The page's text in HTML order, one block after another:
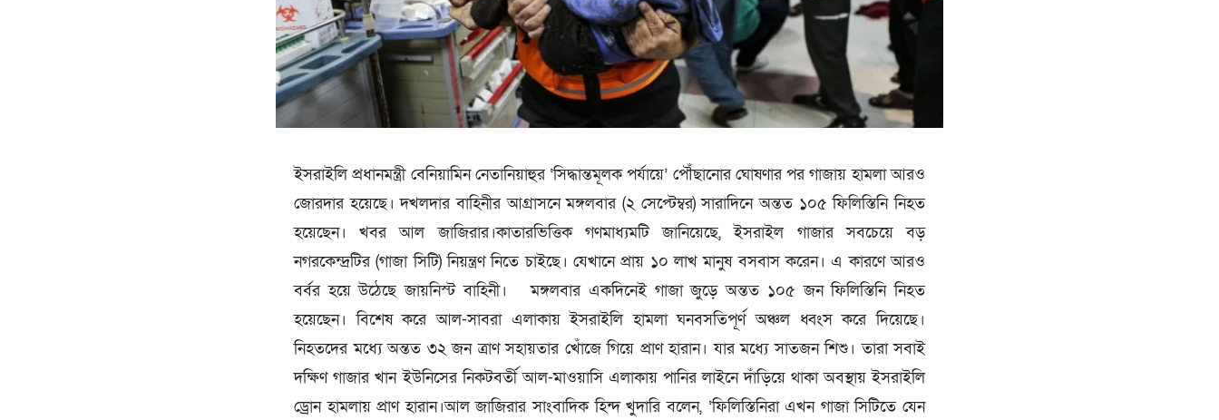
ইসরাইলি প্রধানমন্ত্রী বেনিয়ামিন নেতানিয়াহুর ‘সিদ্ধান্তমূলক পর্যায়ে’ পৌঁছানোর ঘোষণার পর গাজায় হামলা আরও
জোরদার হয়েছে। দখলদার বাহিনীর আগ্রাসনে মঙ্গলবার (২ সেপ্টেম্বর) সারাদিনে অন্তত ১০৫ ফিলিস্তিনি নিহত
হয়েছেন। খবর আল জাজিরার।কাতারভিত্তিক গণমাধ্যমটি জানিয়েছে, ইসরাইল গাজার সবচেয়ে বড়
নগরকেন্দ্রটির (গাজা সিটি) নিয়ন্ত্রণ নিতে চাইছে। যেখানে প্রায় ১০ লাখ মানুষ বসবাস করেন। এ কারণে আরও
বর্বর হয়ে উঠেছে জায়নিস্ট বাহিনী। মঙ্গলবার একদিনেই গাজা জুড়ে অন্তত ১০৫ জন ফিলিস্তিনি নিহত
হয়েছেন। বিশেষ করে আল-সাবরা এলাকায় ইসরাইলি হামলা ঘনবসতিপূর্ণ অঞ্চল ধ্বংস করে দিয়েছে।
নিহতদের মধ্যে অন্তত ৩২ জন ত্রাণ সহায়তার খোঁজে গিয়ে প্রাণ হারান। যার মধ্যে সাতজন শিশু। তারা সবাই
দক্ষিণ গাজার খান ইউনিসের নিকটবর্তী আল-মাওয়াসি এলাকায় পানির লাইনে দাঁড়িয়ে থাকা অবস্থায় ইসরাইলি
ড্রোন হামলায় প্রাণ হারান।আল জাজিরার সাংবাদিক হিন্দ খুদারি বলেন, ‘ফিলিস্তিনিরা এখন গাজা সিটিতে যেন